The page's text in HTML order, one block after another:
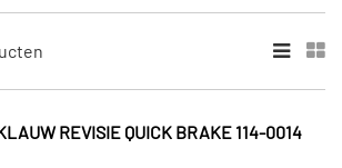
(11)
REVISIE QUICK BRAKE 114-0014